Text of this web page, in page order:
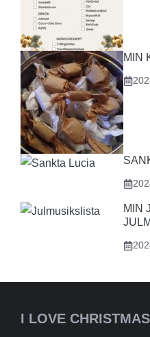
MIN
MIN
I LOVE CHRISTMAS